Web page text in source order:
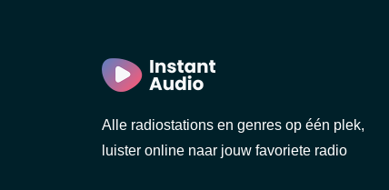
Alle radiostations en genres op één plek,
luister online naar jouw favoriete radio